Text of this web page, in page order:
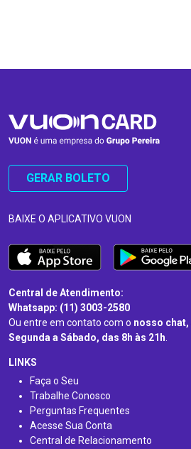
GERAR BOLETO
BAIXE O APLICATIVO VUON
Central de Atendimento:
Whatsapp: (11) 3003-2580
Ou entre em contato com o nosso chat,
Segunda a Sábado, das 8h às 21h.
LINKS
Faça o Seu
Trabalhe Conosco
Perguntas Frequentes
Acesse Sua Conta
Central de Relacionamento